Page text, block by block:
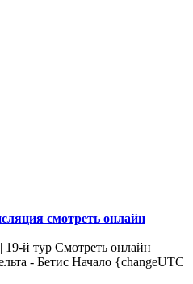
смотреть онлайн
й тур Смотреть онлайн
- Бетис Начало {changeUTC